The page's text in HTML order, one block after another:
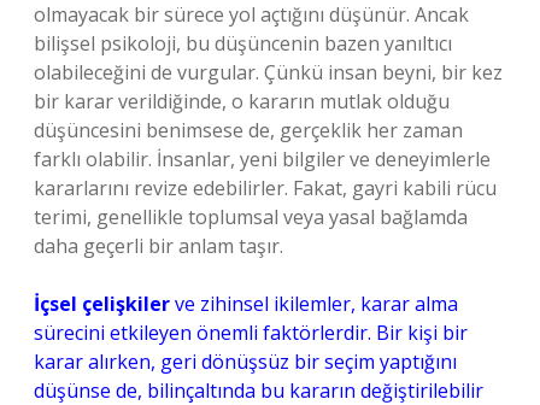
olmayacak bir sürece yol açtığını düşünür. Ancak
bilişsel psikoloji, bu düşüncenin bazen yanıltıcı
olabileceğini de vurgular. Çünkü insan beyni, bir kez
bir karar verildiğinde, o kararın mutlak olduğu
düşüncesini benimsese de, gerçeklik her zaman
farklı olabilir. İnsanlar, yeni bilgiler ve deneyimlerle
kararlarını revize edebilirler. Fakat, gayri kabili rücu
terimi, genellikle toplumsal veya yasal bağlamda
daha geçerli bir anlam taşır.
İçsel çelişkilerve zihinsel ikilemler, karar alma
sürecini etkileyen önemli faktörlerdir. Bir kişi bir
karar alırken, geri dönüşsüz bir seçim yaptığını
düşünse de, bilinçaltında bu kararın değiştirilebilir